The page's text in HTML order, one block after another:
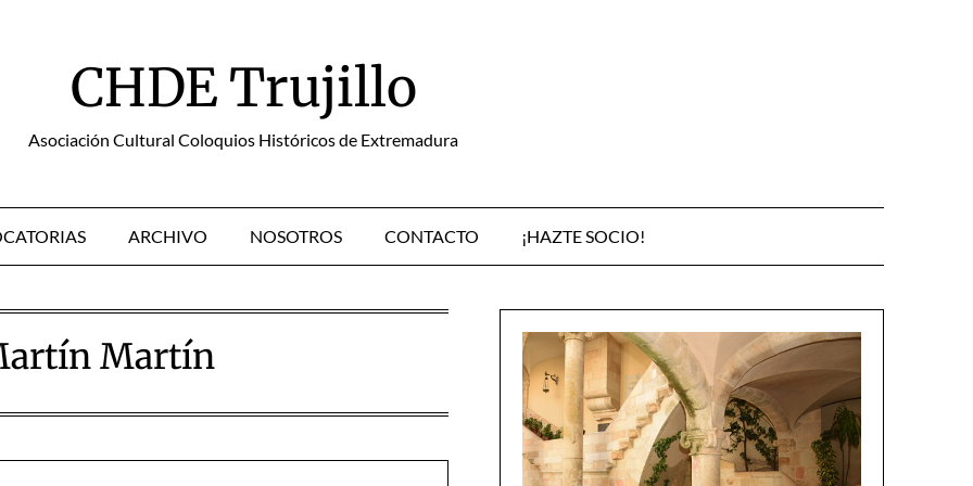
CHDE Trujillo
Asociación Cultural Coloquios Históricos de Extremadura
ARCHIVO NOSOTROS CONTACTO ¡HAZTE SOCIO!
Martín